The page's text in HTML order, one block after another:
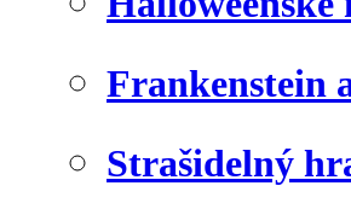
Frankenstein
Strašidelný